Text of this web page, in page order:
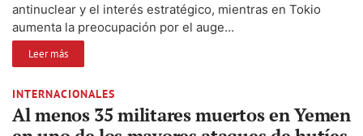
antinuclear y el interés estratégico, mientras en Tokio
aumenta la preocupación por el auge...
Leer más
INTERNACIONALES
Al menos 35 militares muertos en Yemen